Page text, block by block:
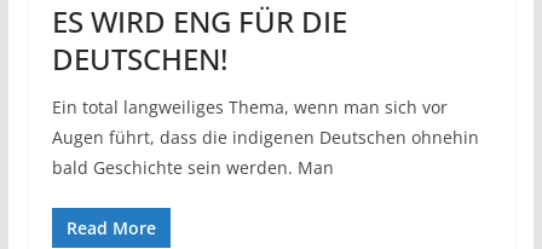
ES WIRD ENG FÜR DIE
DEUTSCHEN!
Ein total langweiliges Thema, wenn man sich vor
Augen führt, dass die indigenen Deutschen ohnehin
bald Geschichte sein werden. Man
Read More